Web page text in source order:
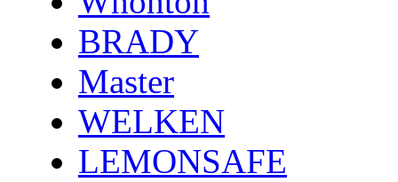
BRADY
Master
WELKEN
LEMONSAFE